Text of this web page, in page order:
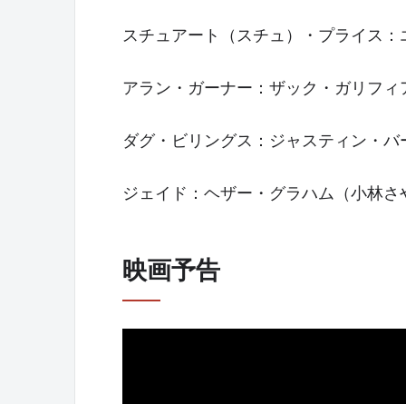
スチュアート（スチュ）・プライス
アラン・ガーナー：ザック・ガリフ
ダグ・ビリングス：ジャスティン・
ジェイド：ヘザー・グラハム（小林さ
映画予告